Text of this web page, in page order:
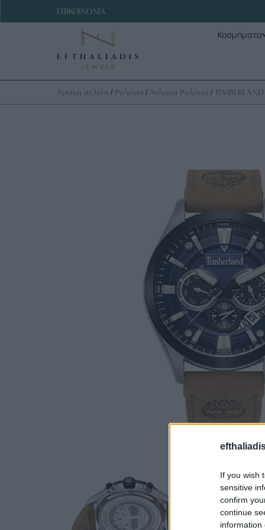
If you wish
sensitive
confirm
continue
information
ΕΠΙΚΟΙΝΩΝΙΑ
Κοσμήματα
Αρχική σελίδα / Ρολόγια / Ανδρικά Ρολόγια / TIMBERLAND